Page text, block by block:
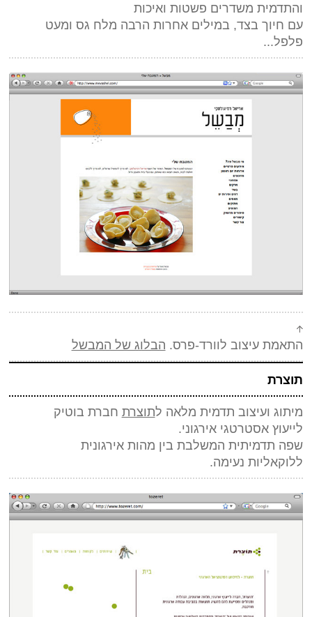
והתדמית משדרים פשטות ואיכות
עם חיוך בצד, במילים אחרות הרבה מלח גס ומעט
פלפל...
התאמת עיצוב לוורד-פרס. הבלוג של המבשל
תוצרת
מיתוג ועיצוב תדמית מלאה לתוצרת חברת בוטיק
לייעוץ אסטרטגי אירגוני.
שפה תדמיתית המשלבת בין מהות אירגונית
ללוקאליות נעימה.